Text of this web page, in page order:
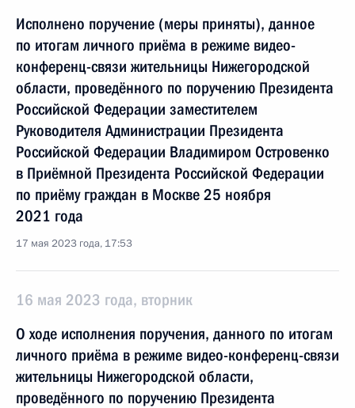
Исполнено поручение (меры приняты), данное
по итогам личного приёма в режиме видео-
конференц-связи жительницы Нижегородской
области, проведённого по поручению Президента
Российской Федерации заместителем
Руководителя Администрации Президента
Российской Федерации Владимиром Островенко
в Приёмной Президента Российской Федерации
по приёму граждан в Москве 25 ноября
2021 года
17 мая 2023 года, 17:53
16 мая 2023 года, вторник
О ходе исполнения поручения, данного по итогам
личного приёма в режиме видео-конференц-связи
жительницы Нижегородской области,
проведённого по поручению Президента